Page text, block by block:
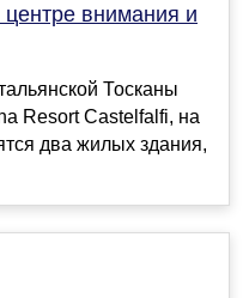
внимания и
Тосканы
Resort Castelfalfi, на
два жилых здания,